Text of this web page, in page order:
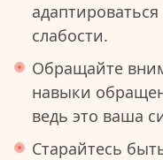
слабости.
Обращайте
навыки
ведь это ваша
Старайтесь